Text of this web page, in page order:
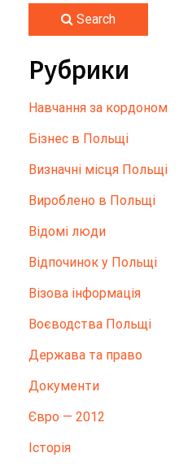
Search
Рубрики
Hавчання за кордоном
Бізнес в Польщі
Визначні місця Польщі
Вироблено в Польщі
Відомі люди
Відпочинок у Польщі
Візова інформація
Воєводства Польщі
Держава та право
Документи
Євро — 2012
Історія